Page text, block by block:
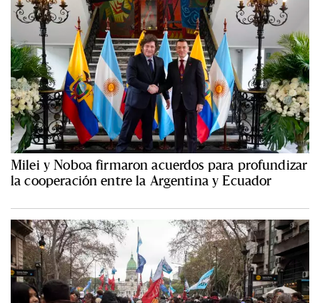
Milei y Noboa firmaron acuerdos para profundizar
la cooperación entre la Argentina y Ecuador